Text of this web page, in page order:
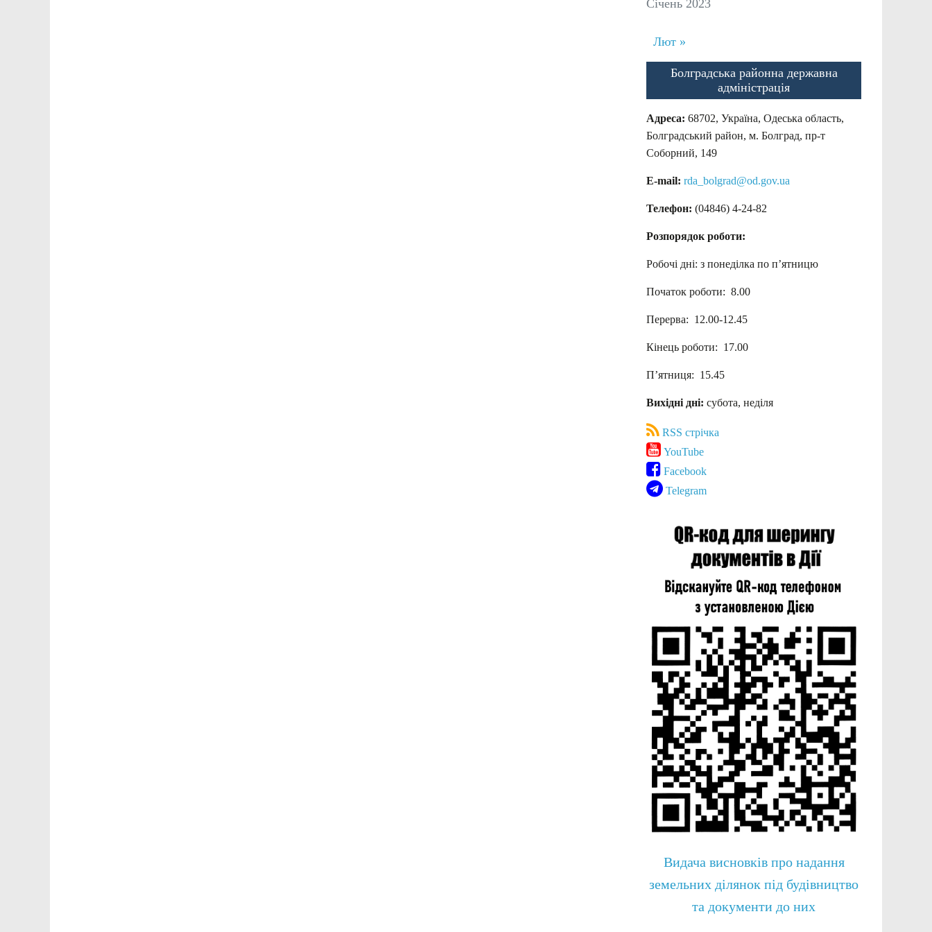
Січень 2023
Лют »
Болградська районна державна
адміністрація
Адреса: 68702, Україна, Одеська область,
Болградський район, м. Болград, пр-т
Соборний, 149
E-mail: rda_bolgrad@od.gov.ua
Телефон: (04846) 4-24-82
Розпорядок роботи:
Робочі дні: з понеділка по п’ятницю
Початок роботи: 8.00
Перерва: 12.00-12.45
Кінець роботи: 17.00
П’ятниця: 15.45
Вихідні дні: субота, неділя
RSS стрічка
YouTube
Facebook
Telegram
Видача висновків про надання
земельних ділянок під будівництво
та документи до них